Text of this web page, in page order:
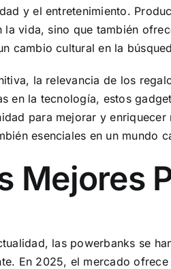
y el entretenimiento.
la vida, sino que también
cambio cultural en la
la relevancia de los
en la tecnología, estos
para mejorar y
esenciales en un mundo
Mejores
las powerbanks se
En 2025, el mercado